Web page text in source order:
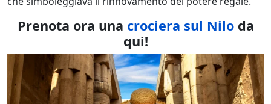
Prenota ora una crociera sul Niloda
qui!